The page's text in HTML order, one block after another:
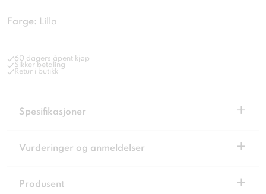
Farge: Lilla
60 dagers åpent kjøp
Sikker betaling
Retur i butikk
Spesifikasjoner +
Vurderinger og anmeldelser +
Produsent +